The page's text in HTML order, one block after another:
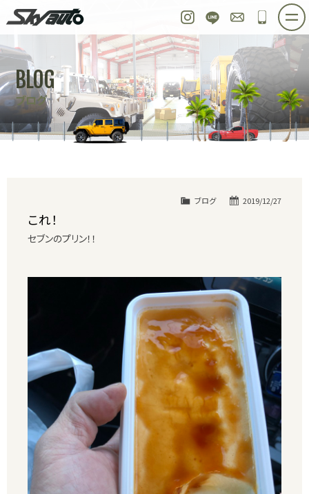
Instagram
LINE お問い合わせ
048-
ホーム 在庫車情報 ご購入プラン
整備作業実例 パーツ販売 買取＆オーダー
店舗紹介 工場紹介 会社概要
スタッフ紹介 求人情報 公式ブログ
BLOG
ブログ
2019/12/27
ブログ
これ！
セブンのプリン！！